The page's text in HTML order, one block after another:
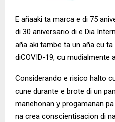
E añaaki ta marca e di 75
di 30 aniversario di e Dia
aña aki tambe ta un aña cu
diCOVID-19, cu mudialmente
Considerando e risico halto
cune durante e brote di un
manehonan y progamanan
na crea conscientisacion di